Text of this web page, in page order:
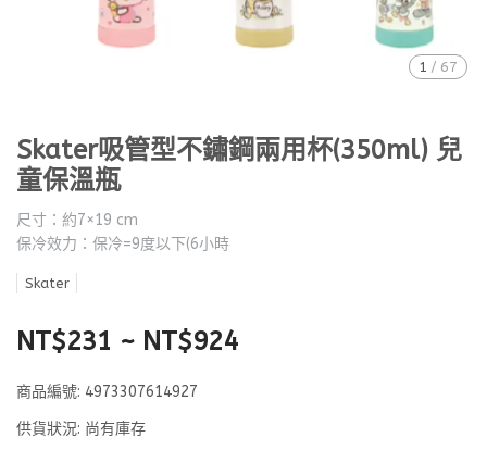
1 / 67
Skater吸管型不鏽鋼兩用杯(350ml) 兒
童保溫瓶
尺寸：約7×19 cm
保冷效力：保冷=9度以下(6小時
Skater
NT$231 ~ NT$924
商品編號: 4973307614927
供貨狀況: 尚有庫存